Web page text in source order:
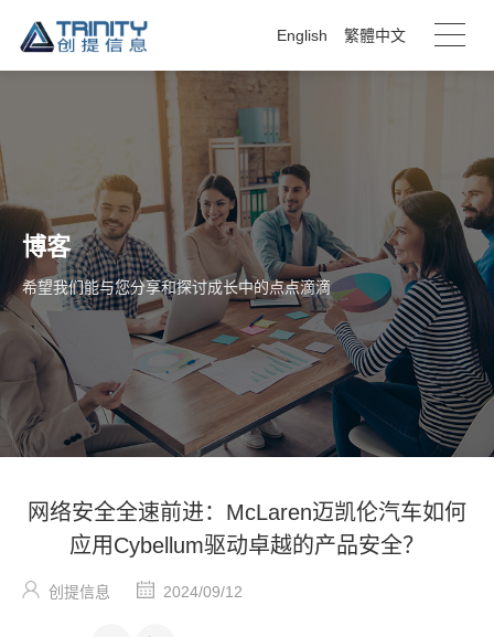
English 繁體中文
博客
希望我们能与您分享和探讨成长中的点点滴滴
网络安全全速前进：McLaren迈凯伦汽车如何
应用Cybellum驱动卓越的产品安全？
创提信息 2024/09/12